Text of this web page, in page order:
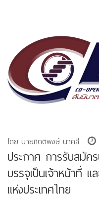
โดย นายกิตติพงษ์ นาคสี -
ประกาศ การรับสมัค
บรรจุเป็นเจ้าหน้าที่
แห่งประเทศไทย